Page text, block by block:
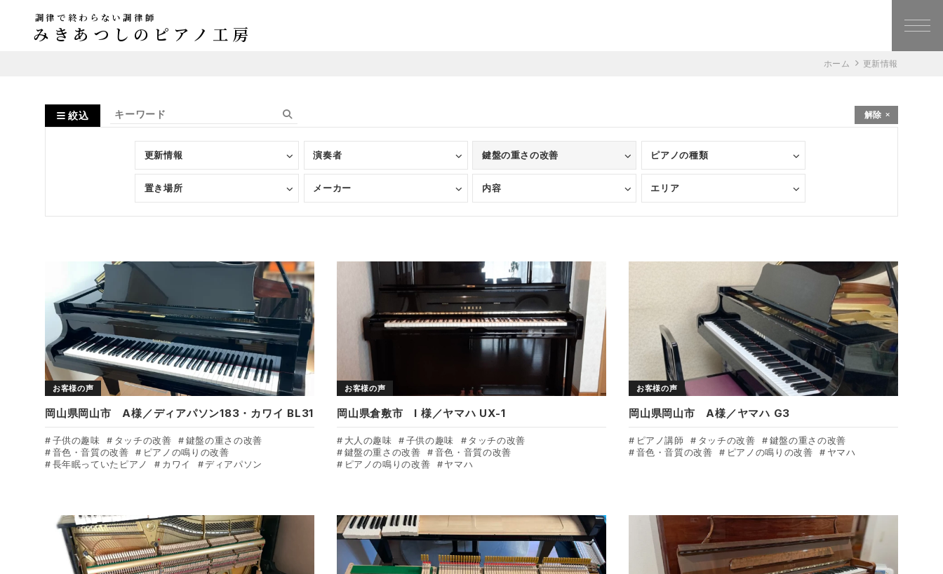
調律で終わらない調律師
みきあつしのピアノ工房
ホーム 更新情報
絞込 解除
お客様の声
岡山県岡山市 A様／ディアパソン183・カワイ BL31
子供の趣味 タッチの改善
鍵盤の重さの改善
音色・音質の改善
ピアノの鳴りの改善
長年眠っていたピアノ
カワイ ディアパソン
お客様の声
岡山県倉敷市 I 様／ヤマハ UX-1
大人の趣味 子供の趣味
タッチの改善
鍵盤の重さの改善
音色・音質の改善
ピアノの鳴りの改善
ヤマハ
お客様の声
岡山県岡山市 A様／ヤマハ G3
ピアノ講師 タッチの改善
鍵盤の重さの改善
音色・音質の改善
ピアノの鳴りの改善 ヤマハ